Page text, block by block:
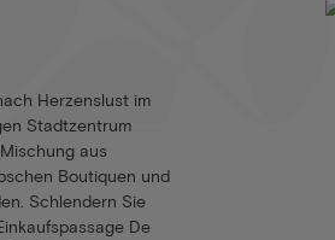
Herzenslust im
Stadtzentrum
aus
Boutiquen und
Schlendern Sie
De